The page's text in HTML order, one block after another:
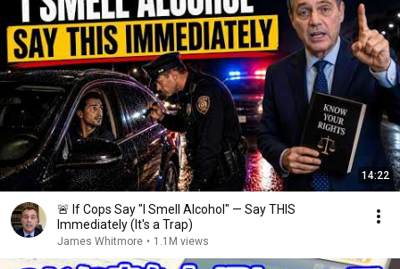
14:22
🚨 If Cops Say "I Smell Alcohol" — Say THIS
Immediately (It's a Trap)
James Whitmore • 1.1M views